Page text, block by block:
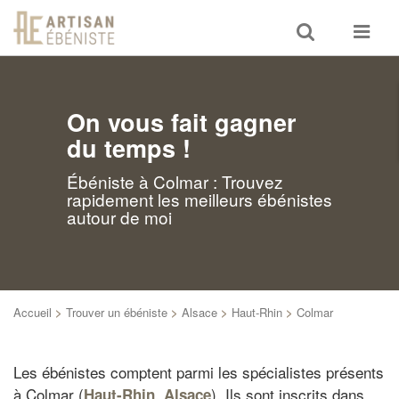
Toggle
search
Toggle
On vous fait gagner
du temps !
Ébéniste à Colmar : Trouvez
rapidement les meilleurs ébénistes
autour de moi
Accueil > Trouver un ébéniste > Alsace > Haut-Rhin > Colmar
Les ébénistes comptent parmi les spécialistes présents
à Colmar (Haut-Rhin, Alsace). Ils sont inscrits dans